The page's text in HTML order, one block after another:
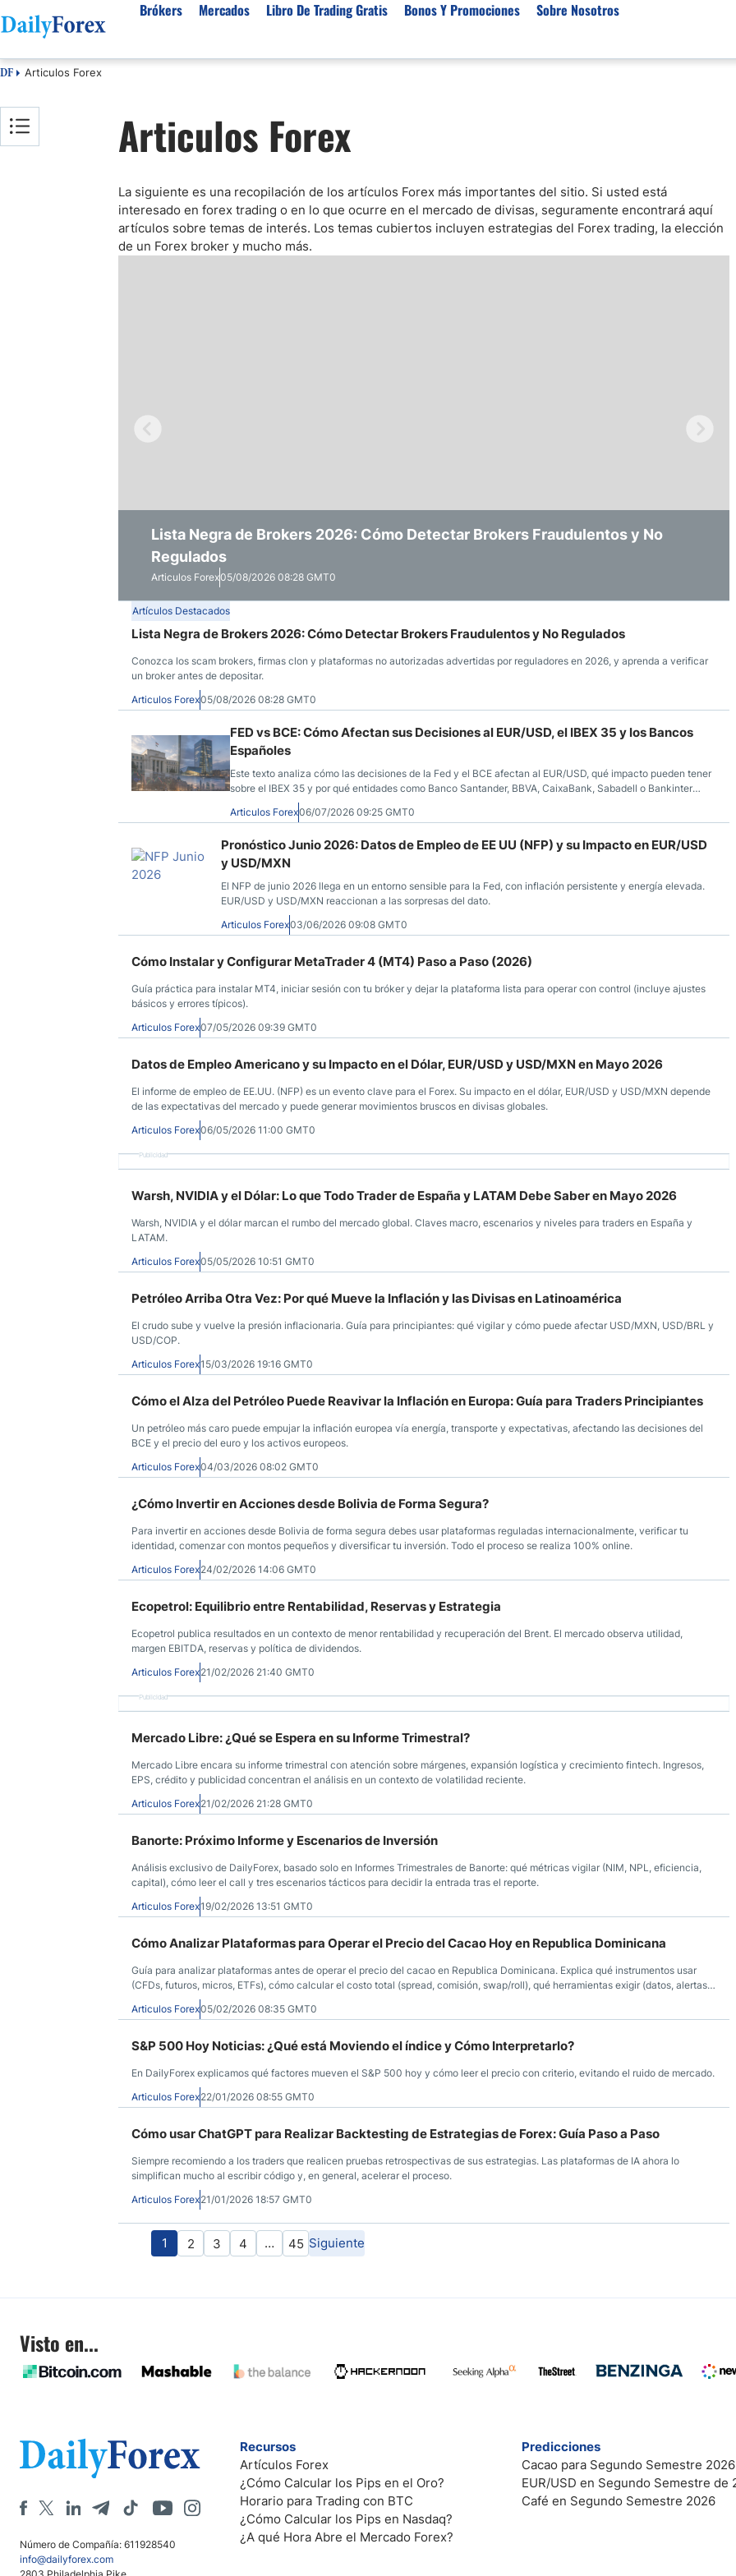
Brókers
Costa Rica
Brokers Para Scalping
Brokers de Trading Automático
Broker para Metatrader 4
Empresas de Fondeo de
Mercados
USD/JPY
Todas las Divisas
Materias Primas
Banco Santander (SAN)
Todas las Acciones
Tendencia Euro
Noticias Forex Diarias
Libro De Trading Gratis Bonos Y Promociones Sobre Nosotros
Sobre Nosotros
Política editorial
Nuestra metodología
Índice de confianza
Por qué confiar en nosotros
DF Articulos Forex
Articulos Forex
La siguiente es una recopilación de los artículos Forex más importantes del sitio. Si usted está
interesado en forex trading o en lo que ocurre en el mercado de divisas, seguramente encontrará aquí
artículos sobre temas de interés. Los temas cubiertos incluyen estrategias del Forex trading, la elección
de un Forex broker y mucho más.
Lista Negra de Brokers 2026: Cómo Detectar Brokers Fraudulentos y No
Regulados
Articulos Forex05/08/2026 08:28 GMT0
FED vs BCE: Cómo Afectan sus Decisiones al EUR/USD, el IBEX 35 y los
Bancos Españoles
Articulos Forex06/07/2026 09:25 GMT0
Pronóstico Junio 2026: Datos de Empleo de EE UU (NFP) y su Impacto en
EUR/USD y USD/MXN
Articulos Forex03/06/2026 09:08 GMT0
Artículos Destacados
Lista Negra de Brokers 2026: Cómo Detectar Brokers Fraudulentos y No Regulados
Conozca los scam brokers, firmas clon y plataformas no autorizadas advertidas por reguladores en 2026, y aprenda a verificar
un broker antes de depositar.
Articulos Forex05/08/2026 08:28 GMT0
FED vs BCE: Cómo Afectan sus Decisiones al EUR/USD, el IBEX 35 y los Bancos
Españoles
Este texto analiza cómo las decisiones de la Fed y el BCE afectan al EUR/USD, qué impacto pueden tener
sobre el IBEX 35 y por qué entidades como Banco Santander, BBVA, CaixaBank, Sabadell o Bankinter
reaccionan de forma distinta en función del entorno de tipos de interés.
Articulos Forex06/07/2026 09:25 GMT0
Pronóstico Junio 2026: Datos de Empleo de EE UU (NFP) y su Impacto en EUR/USD
y USD/MXN
El NFP de junio 2026 llega en un entorno sensible para la Fed, con inflación persistente y energía elevada.
EUR/USD y USD/MXN reaccionan a las sorpresas del dato.
Articulos Forex03/06/2026 09:08 GMT0
Cómo Instalar y Configurar MetaTrader 4 (MT4) Paso a Paso (2026)
Guía práctica para instalar MT4, iniciar sesión con tu bróker y dejar la plataforma lista para operar con control (incluye ajustes
básicos y errores típicos).
Articulos Forex07/05/2026 09:39 GMT0
Datos de Empleo Americano y su Impacto en el Dólar, EUR/USD y USD/MXN en Mayo 2026
El informe de empleo de EE.UU. (NFP) es un evento clave para el Forex. Su impacto en el dólar, EUR/USD y USD/MXN depende
de las expectativas del mercado y puede generar movimientos bruscos en divisas globales.
Articulos Forex06/05/2026 11:00 GMT0
Publicidad
Warsh, NVIDIA y el Dólar: Lo que Todo Trader de España y LATAM Debe Saber en Mayo 2026
Warsh, NVIDIA y el dólar marcan el rumbo del mercado global. Claves macro, escenarios y niveles para traders en España y
LATAM.
Articulos Forex05/05/2026 10:51 GMT0
Petróleo Arriba Otra Vez: Por qué Mueve la Inflación y las Divisas en Latinoamérica
El crudo sube y vuelve la presión inflacionaria. Guía para principiantes: qué vigilar y cómo puede afectar USD/MXN, USD/BRL y
USD/COP.
Articulos Forex15/03/2026 19:16 GMT0
Cómo el Alza del Petróleo Puede Reavivar la Inflación en Europa: Guía para Traders Principiantes
Un petróleo más caro puede empujar la inflación europea vía energía, transporte y expectativas, afectando las decisiones del
BCE y el precio del euro y los activos europeos.
Articulos Forex04/03/2026 08:02 GMT0
¿Cómo Invertir en Acciones desde Bolivia de Forma Segura?
Para invertir en acciones desde Bolivia de forma segura debes usar plataformas reguladas internacionalmente, verificar tu
identidad, comenzar con montos pequeños y diversificar tu inversión. Todo el proceso se realiza 100% online.
Articulos Forex24/02/2026 14:06 GMT0
Ecopetrol: Equilibrio entre Rentabilidad, Reservas y Estrategia
Ecopetrol publica resultados en un contexto de menor rentabilidad y recuperación del Brent. El mercado observa utilidad,
margen EBITDA, reservas y política de dividendos.
Articulos Forex21/02/2026 21:40 GMT0
Publicidad
Mercado Libre: ¿Qué se Espera en su Informe Trimestral?
Mercado Libre encara su informe trimestral con atención sobre márgenes, expansión logística y crecimiento fintech. Ingresos,
EPS, crédito y publicidad concentran el análisis en un contexto de volatilidad reciente.
Articulos Forex21/02/2026 21:28 GMT0
Banorte: Próximo Informe y Escenarios de Inversión
Análisis exclusivo de DailyForex, basado solo en Informes Trimestrales de Banorte: qué métricas vigilar (NIM, NPL, eficiencia,
capital), cómo leer el call y tres escenarios tácticos para decidir la entrada tras el reporte.
Articulos Forex19/02/2026 13:51 GMT0
Cómo Analizar Plataformas para Operar el Precio del Cacao Hoy en Republica Dominicana
Guía para analizar plataformas antes de operar el precio del cacao en Republica Dominicana. Explica qué instrumentos usar
(CFDs, futuros, micros, ETFs), cómo calcular el costo total (spread, comisión, swap/roll), qué herramientas exigir (datos, alertas,
backtesting) y qué criterios de seguridad y regulación verificar, con checklist práctico de DailyForex.
Articulos Forex05/02/2026 08:35 GMT0
S&P 500 Hoy Noticias: ¿Qué está Moviendo el índice y Cómo Interpretarlo?
En DailyForex explicamos qué factores mueven el S&P 500 hoy y cómo leer el precio con criterio, evitando el ruido de mercado.
Articulos Forex22/01/2026 08:55 GMT0
Cómo usar ChatGPT para Realizar Backtesting de Estrategias de Forex: Guía Paso a Paso
Siempre recomiendo a los traders que realicen pruebas retrospectivas de sus estrategias. Las plataformas de IA ahora lo
simplifican mucho al escribir código y, en general, acelerar el proceso.
Articulos Forex21/01/2026 18:57 GMT0
1 2 3 4 … 45 Siguiente
Visto en...
Número de Compañía: 611928540
info@dailyforex.com
Recursos
Artículos Forex
¿Cómo Calcular los Pips en el Oro?
Horario para Trading con BTC
¿Cómo Calcular los Pips en Nasdaq?
¿A qué Hora Abre el Mercado Forex?
Predicciones
Cacao para Segundo Semestre 2026
EUR/USD en Segundo Semestre de
Café en Segundo Semestre 2026